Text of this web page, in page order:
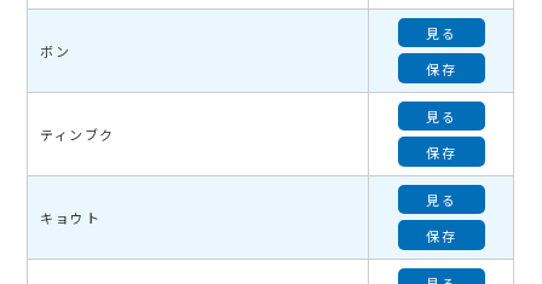
ボン
見る
保存
ティンブク
見る
保存
キョウト
見る
保存